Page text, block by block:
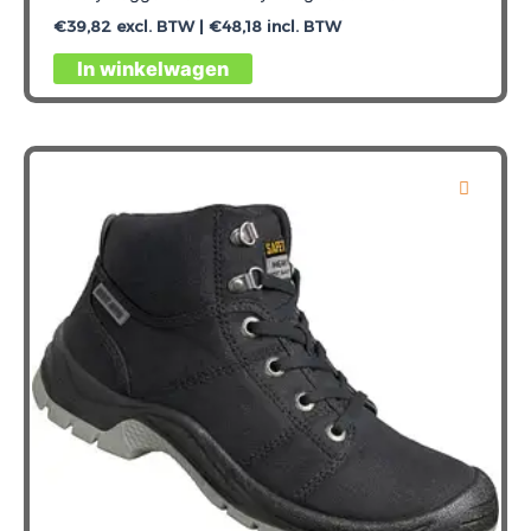
€39,82excl. BTW | €48,18incl. BTW
In winkelwagen
Dit
product
meerdere
Deze
optie
kan
gekozen
worden
op
de
productpagina